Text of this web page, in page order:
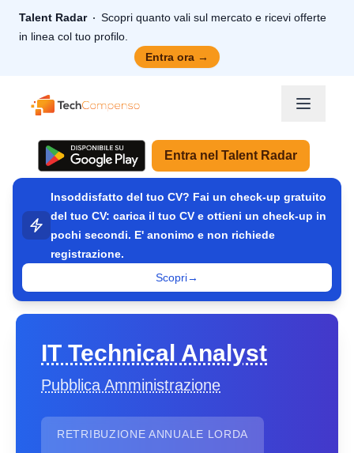
Talent Radar
Scopri quanto vali sul mercato e ricevi offerte
in linea col tuo profilo.
Entra ora →
TechCompenso
Entra nel Talent Radar
Insoddisfatto del tuo CV? Fai un check-up gratuito
del tuo CV: carica il tuo CV e ottieni un check-up in
pochi secondi. E' anonimo e non richiede
registrazione.
Scopri→
IT Technical Analyst
Pubblica Amministrazione
RETRIBUZIONE ANNUALE LORDA